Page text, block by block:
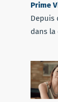
Prime
Depuis
dans la